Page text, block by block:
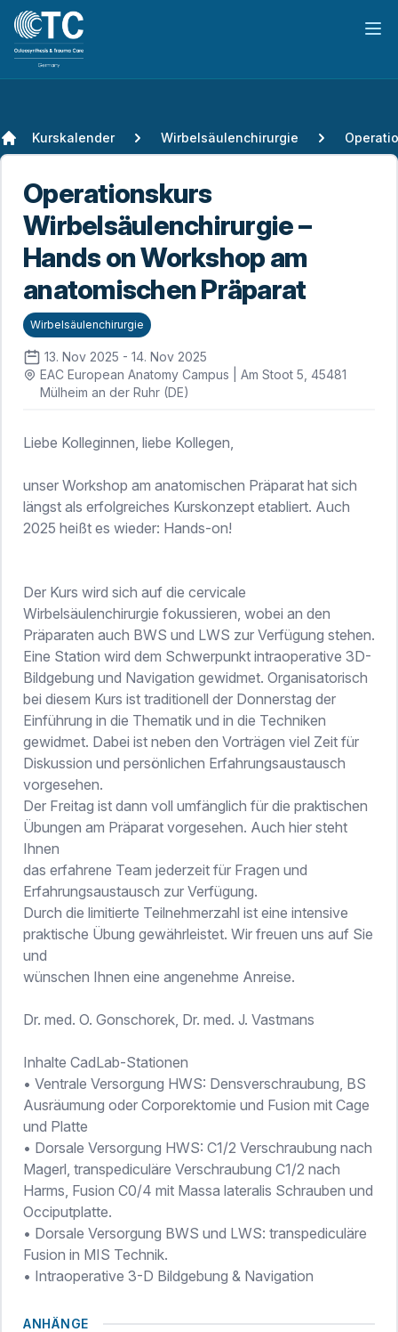
Kurskalender Wirbelsäulenchirurgie
Operationskurs
Wirbelsäulenchirurgie –
Hands on Workshop am
anatomischen Präparat
Wirbelsäulenchirurgie
13. Nov 2025 - 14. Nov 2025
EAC European Anatomy Campus | Am Stoot 5, 45481
Mülheim an der Ruhr (DE)
Liebe Kolleginnen, liebe Kollegen,
unser Workshop am anatomischen Präparat hat sich
längst als erfolgreiches Kurskonzept etabliert. Auch
2025 heißt es wieder: Hands-on!
Der Kurs wird sich auf die cervicale
Wirbelsäulenchirurgie fokussieren, wobei an den
Präparaten auch BWS und LWS zur Verfügung stehen.
Eine Station wird dem Schwerpunkt intraoperative 3D-
Bildgebung und Navigation gewidmet. Organisatorisch
bei diesem Kurs ist traditionell der Donnerstag der
Einführung in die Thematik und in die Techniken
gewidmet. Dabei ist neben den Vorträgen viel Zeit für
Diskussion und persönlichen Erfahrungsaustausch
vorgesehen.
Der Freitag ist dann voll umfänglich für die praktischen
Übungen am Präparat vorgesehen. Auch hier steht
Ihnen
das erfahrene Team jederzeit für Fragen und
Erfahrungsaustausch zur Verfügung.
Durch die limitierte Teilnehmerzahl ist eine intensive
praktische Übung gewährleistet. Wir freuen uns auf Sie
und
wünschen Ihnen eine angenehme Anreise.
Dr. med. O. Gonschorek, Dr. med. J. Vastmans
Inhalte CadLab-Stationen
• Ventrale Versorgung HWS: Densverschraubung, BS
Ausräumung oder Corporektomie und Fusion mit Cage
und Platte
• Dorsale Versorgung HWS: C1/2 Verschraubung nach
Magerl, transpediculäre Verschraubung C1/2 nach
Harms, Fusion C0/4 mit Massa lateralis Schrauben und
Occiputplatte.
• Dorsale Versorgung BWS und LWS: transpediculäre
Fusion in MIS Technik.
• Intraoperative 3-D Bildgebung & Navigation
ANHÄNGE